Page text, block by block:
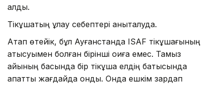
алды.
Тікұшақтың құлау себептері анықталуда.
Атап өтейік, бұл Ауғанстанда ISAF тікұшағының
қатысуымен болған бірінші оқиға емес. Тамыз
айының басында бір тікұшақ елдің батысында
апатты жағдайда қонды. Онда ешкім зардап